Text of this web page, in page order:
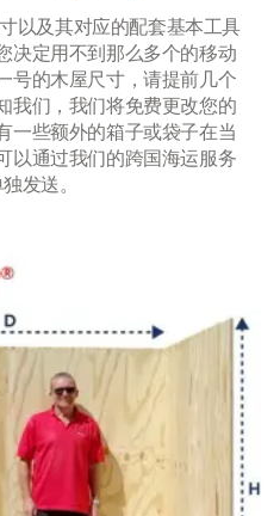
以及其对应的配套基本工具
决定用不到那么多个的移动
号的木屋尺寸，请提前几个
我们，我们将免费更改您的
一些额外的箱子或袋子在当
以通过我们的跨国海运服务
发送。